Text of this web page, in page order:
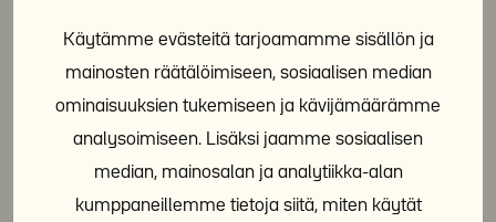
Käytämme evästeitä tarjoamamme sisällön ja
mainosten räätälöimiseen, sosiaalisen median
ominaisuuksien tukemiseen ja kävijämäärämme
analysoimiseen. Lisäksi jaamme sosiaalisen
median, mainosalan ja analytiikka-alan
kumppaneillemme tietoja siitä, miten käytät
viranomaismääräysten tai sopimuksen perusteella
välttämätöntä. Poistamme tiedot, kun niiden
käsittelyyn ei ole enää oikeutettua perustetta.
Evästeiden avulla kerättyjä tietoja säilytetään
evästeen luonteesta riippuen enintään kolme vuotta.